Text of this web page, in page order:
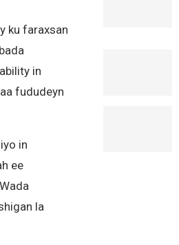
ku faraxsan
in
fududeyn
in
ee
la